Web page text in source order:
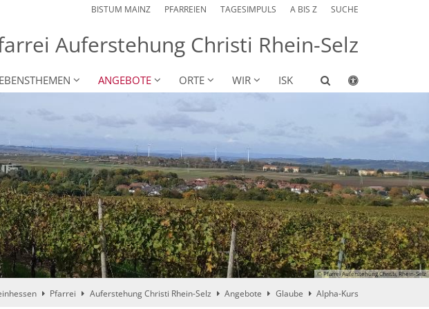
BISTUM MAINZ PFARREIEN TAGESIMPULS A BIS Z SUCHE
Auferstehung Christi Rhein-Selz
ANGEBOTE ORTE WIR ISK
© Pfarrei Auferstehung Christi, Rhein-Selz
Pfarrei Auferstehung Christi Rhein-Selz Angebote Glaube Alpha-Kurs